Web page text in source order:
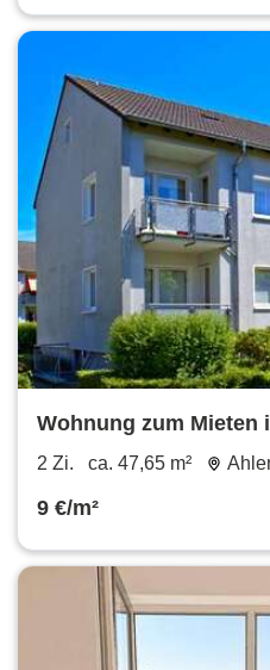
Wohnung zum Mieten
m²
2 Zi. ca. 47,65 m²
9 €/m²